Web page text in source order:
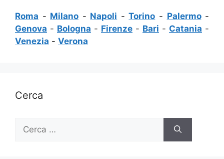
Roma - Milano - Napoli -Torino - Palermo-
Genova - Bologna - Firenze - Bari - Catania -
Venezia - Verona
Cerca
per: